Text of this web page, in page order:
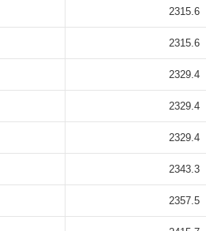
2315.6
2315.6
2329.4
2329.4
2329.4
2343.3
2357.5